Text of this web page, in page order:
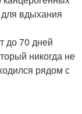
вдыхания
до 70 дней
никогда не
рядом с